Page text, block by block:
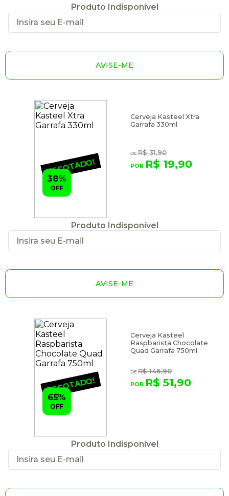
Produto Indisponível
AVISE-ME
ESGOTADO!
Cerveja Kasteel Xtra
Garrafa 330ml
R$ 31,90
R$ 19,90
38%
OFF
Produto Indisponível
AVISE-ME
ESGOTADO!
Cerveja Kasteel
Raspbarista Chocolate
Quad Garrafa 750ml
R$ 146,90
R$ 51,90
65%
OFF
Produto Indisponível